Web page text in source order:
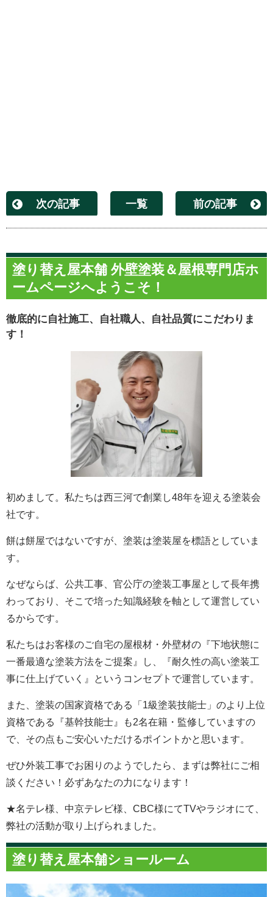
次の記事 一覧 前の記事
塗り替え屋本舗 外壁塗装＆屋根専門店ホ
ームページへようこそ！
徹底的に自社施工、自社職人、自社品質にこだわりま
す！
初めまして。私たちは西三河で創業し48年を迎える塗装会
社です。
餅は餅屋ではないですが、塗装は塗装屋を標語としていま
す。
なぜならば、公共工事、官公庁の塗装工事屋として長年携
わっており、そこで培った知識経験を軸として運営してい
るからです。
私たちはお客様のご自宅の屋根材・外壁材の『下地状態に
一番最適な塗装方法をご提案』し、『耐久性の高い塗装工
事に仕上げていく』というコンセプトで運営しています。
また、塗装の国家資格である「1級塗装技能士」のより上位
資格である『基幹技能士』も2名在籍・監修していますの
で、その点もご安心いただけるポイントかと思います。
ぜひ外装工事でお困りのようでしたら、まずは弊社にご相
談ください！必ずあなたの力になります！
★名テレ様、中京テレビ様、CBC様にてTVやラジオにて、
弊社の活動が取り上げられました。
塗り替え屋本舗ショールーム